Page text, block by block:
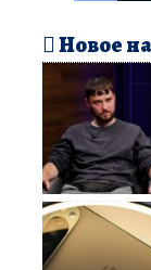
Новое